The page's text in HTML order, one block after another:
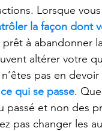
Lorsque
la façon dont
prêt à abandonner
altérer votre
pas en
qui se passe.
passé et non des
pas changer les